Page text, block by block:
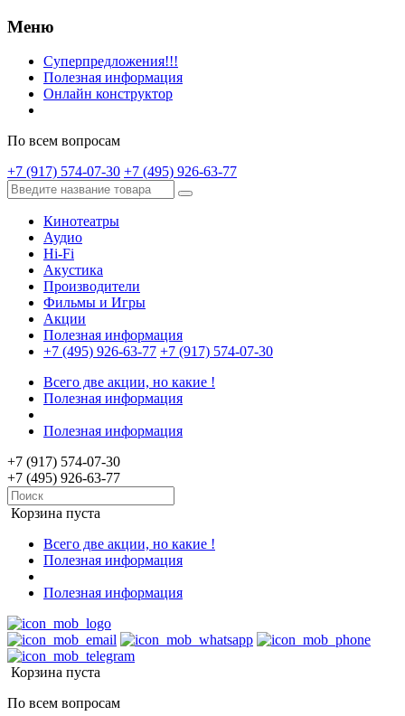
Меню
Суперпредложения!!!
Полезная информация
Онлайн конструктор
По всем вопросам
+7 (917) 574-07-30 +7 (495) 926-63-77
Кинотеатры
Аудио
Hi-Fi
Акустика
Производители
Фильмы и Игры
Акции
Полезная информация
+7 (495) 926-63-77 +7 (917) 574-07-30
Всего две акции, но какие !
Полезная информация
Полезная информация
+7 (917) 574-07-30
+7 (495) 926-63-77
Корзина пуста
Всего две акции, но какие !
Полезная информация
Полезная информация
Корзина пуста
По всем вопросам